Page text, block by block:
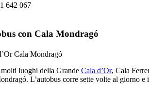
642 067
con Cala Mondragó
Cala Mondragó
luoghi della Grande Cala d’Or, Cala
. L’autobus corre sette volte al giorno